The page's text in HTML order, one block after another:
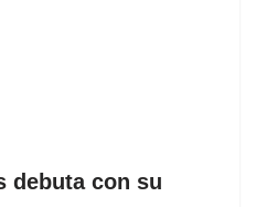
debuta con su